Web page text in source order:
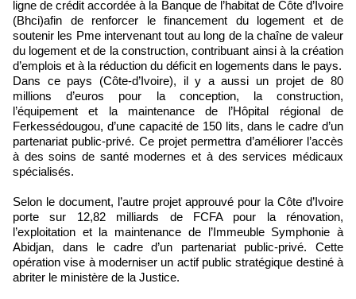
ligne de crédit accordée à la Banque de l’habitat de Côte d’Ivoire
(Bhci)afin de renforcer le financement du logement et de
soutenir les Pme intervenant tout au long de la chaîne de valeur
du logement et de la construction, contribuant ainsi à la création
d’emplois et à la réduction du déficit en logements dans le pays.
Dans ce pays (Côte-d’Ivoire), il y a aussi un projet de 80
millions d’euros pour la conception, la construction,
l’équipement et la maintenance de l’Hôpital régional de
Ferkessédougou, d’une capacité de 150 lits, dans le cadre d’un
partenariat public-privé. Ce projet permettra d’améliorer l’accès
à des soins de santé modernes et à des services médicaux
spécialisés.
Selon le document, l’autre projet approuvé pour la Côte d’Ivoire
porte sur 12,82 milliards de FCFA pour la rénovation,
l’exploitation et la maintenance de l’Immeuble Symphonie à
Abidjan, dans le cadre d’un partenariat public-privé. Cette
opération vise à moderniser un actif public stratégique destiné à
abriter le ministère de la Justice.